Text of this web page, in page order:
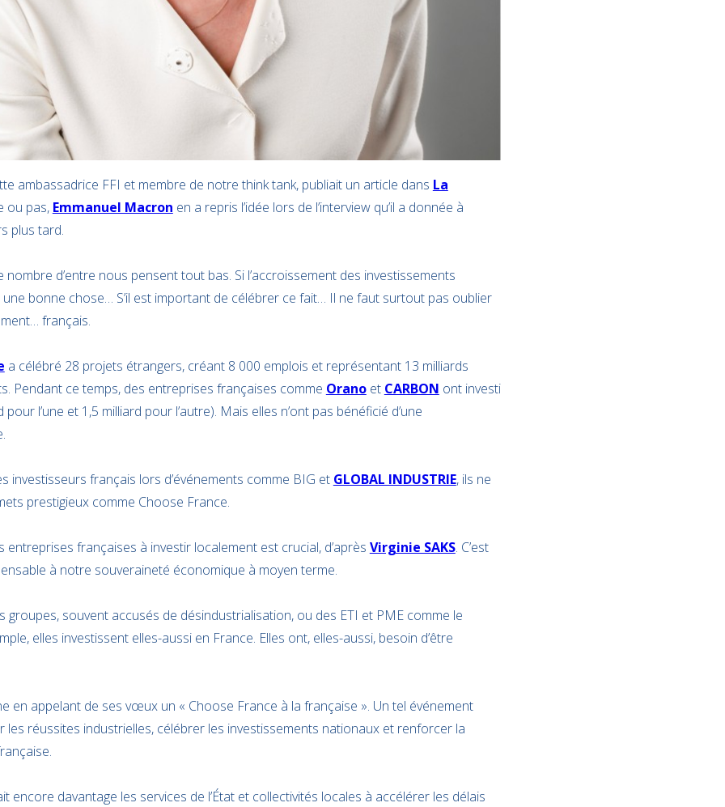
ambassadrice FFI et membre de notre think tank, publiait un article dans La
ou pas, Emmanuel Macron en a repris l’idée lors de l’interview qu’il a donnée à
plus tard.
nombre d’entre nous pensent tout bas. Si l’accroissement des investissements
bonne chose… S’il est important de célébrer ce fait… Il ne faut surtout pas oublier
français.
a célébré 28 projets étrangers, créant 8 000 emplois et représentant 13 milliards
Pendant ce temps, des entreprises françaises comme Oranoet CARBON ont investi
l’une et 1,5 milliard pour l’autre). Mais elles n’ont pas bénéficié d’une
investisseurs français lors d’événements comme BIG et GLOBAL INDUSTRIE, ils ne
prestigieux comme Choose France.
entreprises françaises à investir localement est crucial, d’après Virginie SAKS. C’est
à notre souveraineté économique à moyen terme.
groupes, souvent accusés de désindustrialisation, ou des ETI et PME comme le
elles investissent elles-aussi en France. Elles ont, elles-aussi, besoin d’être
en appelant de ses vœux un « Choose France à la française ». Un tel événement
les réussites industrielles, célébrer les investissements nationaux et renforcer la
encore davantage les services de l’État et collectivités locales à accélérer les délais